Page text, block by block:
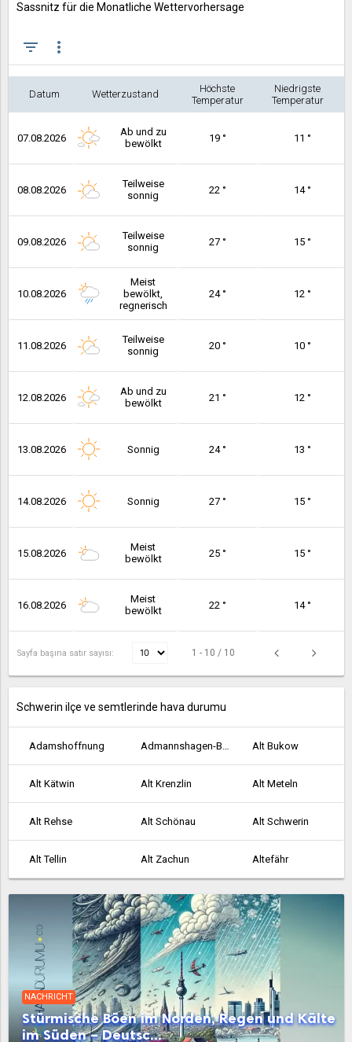
Sassnitz für die Monatliche Wettervorhersage
filter_list more_vert
Datum Wetterzustand
Höchste
Temperatur
Niedrigste
Temperatur
07.08.2026
Ab und zu
bewölkt
19 ° 11 °
08.08.2026
Teilweise
sonnig
22 ° 14 °
09.08.2026
Teilweise
sonnig
27 ° 15 °
10.08.2026
Meist
bewölkt,
regnerisch
24 ° 12 °
11.08.2026
Teilweise
sonnig
20 ° 10 °
12.08.2026
Ab und zu
bewölkt
21 ° 12 °
13.08.2026 Sonnig 24 ° 13 °
14.08.2026 Sonnig 27 ° 15 °
15.08.2026
Meist
bewölkt
25 ° 15 °
16.08.2026
Meist
bewölkt
22 ° 14 °
Sayfa başına satır sayısı: 1 - 10 / 10
Schwerin ilçe ve semtlerinde hava durumu
Adamshoffnung Admannshagen-Bargeshagen Alt Bukow
Alt Kätwin Alt Krenzlin Alt Meteln
Alt Rehse Alt Schönau Alt Schwerin
Alt Tellin Alt Zachun Altefähr
Altenkirchen Altenpleen Altentreptow
Altkalen Altwarp Altwigshagen
Ankershagen Anklam Bad Doberan
Bad Kleinen Bad Sülze Badow
NACHRICHT
Stürmische Böen im Norden, Regen und Kälte
im Süden – Deutsc...